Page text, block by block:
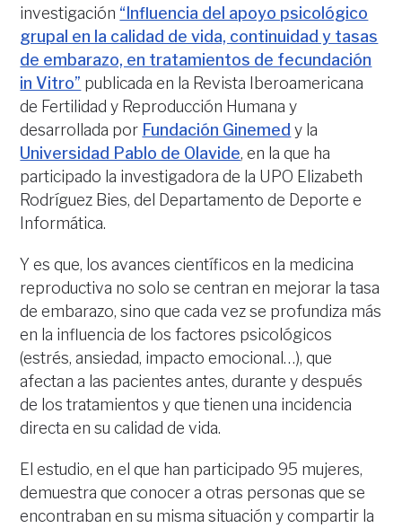
investigación “Influencia del apoyo psicológico
grupal en la calidad de vida, continuidad y tasas
de embarazo, en tratamientos de fecundación
in Vitro” publicada en la Revista Iberoamericana
de Fertilidad y Reproducción Humana y
desarrollada por Fundación Ginemed y la
Universidad Pablo de Olavide, en la que ha
participado la investigadora de la UPO Elizabeth
Rodríguez Bies, del Departamento de Deporte e
Informática.
Y es que, los avances científicos en la medicina
reproductiva no solo se centran en mejorar la tasa
de embarazo, sino que cada vez se profundiza más
en la influencia de los factores psicológicos
(estrés, ansiedad, impacto emocional…), que
afectan a las pacientes antes, durante y después
de los tratamientos y que tienen una incidencia
directa en su calidad de vida.
El estudio, en el que han participado 95 mujeres,
demuestra que conocer a otras personas que se
encontraban en su misma situación y compartir la